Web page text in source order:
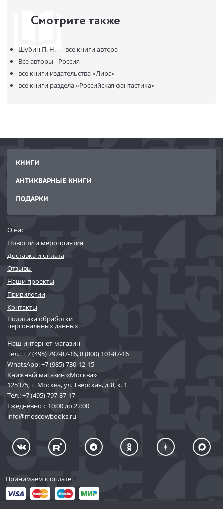
Смотрите также
Шубин П. Н. — все книги автора
Все авторы - Россия
все книги издательства«Лира»
все книги раздела«Российская фантастика»
КНИГИ
АНТИКВАРНЫЕ КНИГИ
ПОДАРКИ
О нас
Новости и мероприятия
Доставка и оплата
Отзывы
Наши проекты
Привилегии
Контакты
Политика обработки
персональных данных
Наш интернет-магазин
Тел.:+ 7 (495) 797-87-16,8 (800) 101-87-16
WhatsApp:+7 (985) 730-12-15
Книжный магазин «Москва»
125375, г. Москва, ул. Тверская, д. 8, к. 1
Тел.:+7 (495) 797-87-17
Ежедневно с 10:00 до 22:00
info@moscowbooks.ru
Принимаем к оплате: